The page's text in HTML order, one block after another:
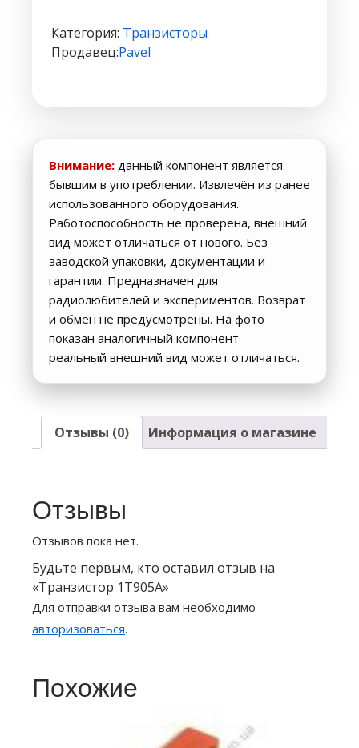
1Т905А
Категория: Транзисторы
Продавец:Pavel
Внимание: данный компонент является
бывшим в употреблении. Извлечён из ранее
использованного оборудования.
Работоспособность не проверена, внешний
вид может отличаться от нового. Без
заводской упаковки, документации и
гарантии. Предназначен для
радиолюбителей и экспериментов. Возврат
и обмен не предусмотрены. На фото
показан аналогичный компонент —
реальный внешний вид может отличаться.
Отзывы (0) Информация о магазине
Отзывы
Отзывов пока нет.
Будьте первым, кто оставил отзыв на
«Транзистор 1Т905А»
Для отправки отзыва вам необходимо
авторизоваться.
Похожие